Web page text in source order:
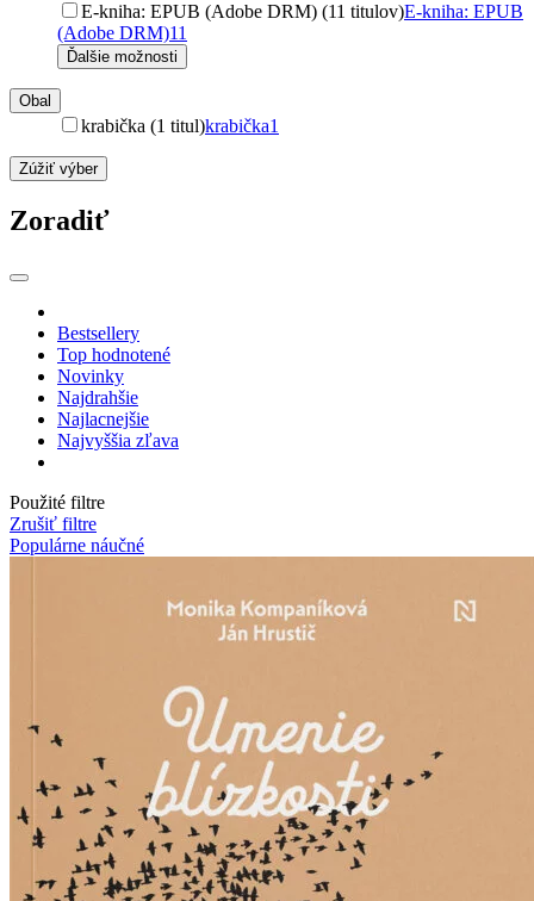
E-kniha: EPUB (Adobe DRM) (11 titulov)E-kniha: EPUB
(Adobe DRM)11
Ďalšie možnosti
Obal
krabička (1 titul)krabička1
Zúžiť výber
Zoradiť
Bestsellery
Top hodnotené
Novinky
Najdrahšie
Najlacnejšie
Najvyššia zľava
Použité filtre
Zrušiť filtre
Populárne náučné